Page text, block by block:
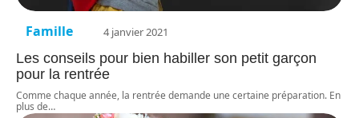
Famille 4 janvier 2021
Les conseils pour bien habiller son petit garçon
pour la rentrée
Comme chaque année, la rentrée demande une certaine préparation. En
plus de…